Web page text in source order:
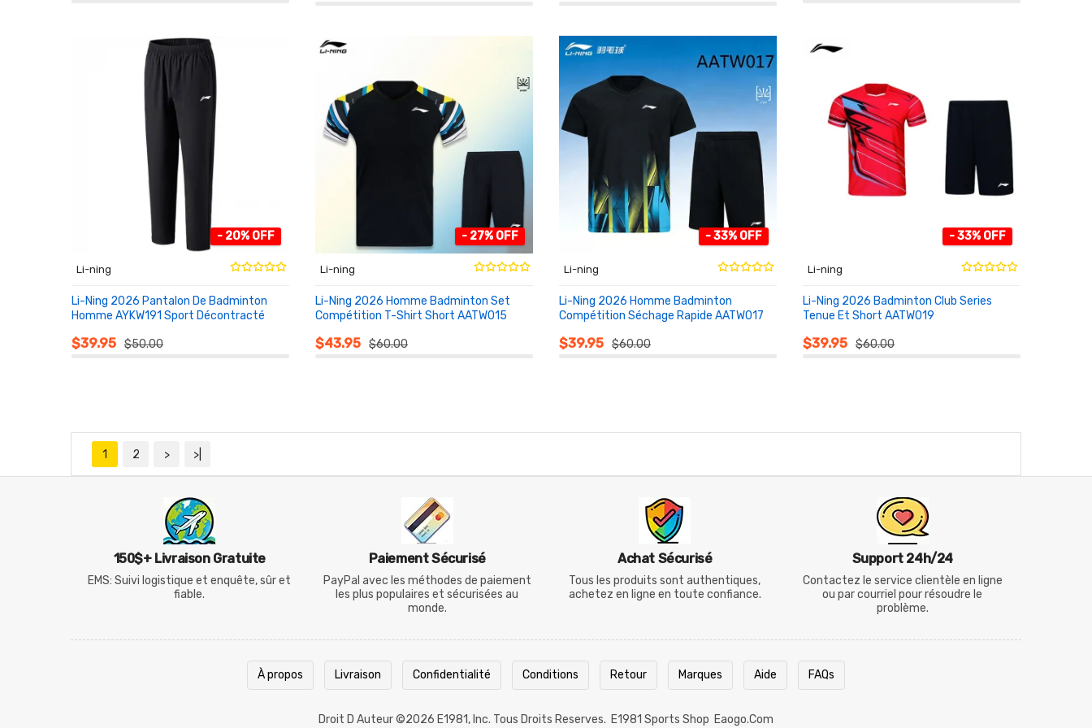
- 20% OFF
Li-ning
Li-Ning 2026 Pantalon De Badminton
Homme AYKW191 Sport Décontracté
$39.95 $50.00
- 27% OFF
Li-ning
Li-Ning 2026 Homme Badminton Set
Compétition T-Shirt Short AATW015
$43.95 $60.00
- 33% OFF
Li-ning
Li-Ning 2026 Homme Badminton
Compétition Séchage Rapide AATW017
$39.95 $60.00
- 33% OFF
Li-ning
Li-Ning 2026 Badminton Club Series
Tenue Et Short AATW019
$39.95 $60.00
1 2 > >|
150$+ Livraison Gratuite
EMS: Suivi logistique et enquête, sûr et
fiable.
Paiement Sécurisé
PayPal avec les méthodes de paiement
les plus populaires et sécurisées au
monde.
Achat Sécurisé
Tous les produits sont authentiques,
achetez en ligne en toute confiance.
Support 24h/24
Contactez le service clientèle en ligne
ou par courriel pour résoudre le
problème.
À propos Livraison Confidentialité Conditions Retour Marques Aide FAQs
Droit D Auteur ©2026 E1981, Inc. Tous Droits Reserves. E1981 Sports Shop Eaogo.com